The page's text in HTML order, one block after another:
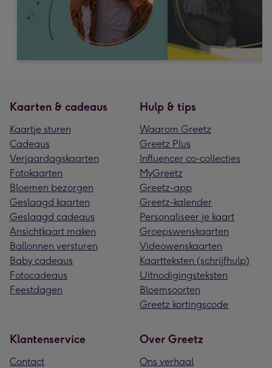
Kaarten & cadeaus
Kaartje sturen
Cadeaus
Verjaardagskaarten
Fotokaarten
Bloemen bezorgen
Geslaagd kaarten
Geslaagd cadeaus
Ansichtkaart maken
Ballonnen versturen
Baby cadeaus
Fotocadeaus
Feestdagen
Hulp & tips
Waarom Greetz
Greetz Plus
Influencer co-collecties
MyGreetz
Greetz-app
Greetz-kalender
Personaliseer je kaart
Groepswenskaarten
Videowenskaarten
Kaartteksten (schrijfhulp)
Uitnodigingsteksten
Bloemsoorten
Greetz kortingscode
Klantenservice
Contact
Over Greetz
Ons verhaal